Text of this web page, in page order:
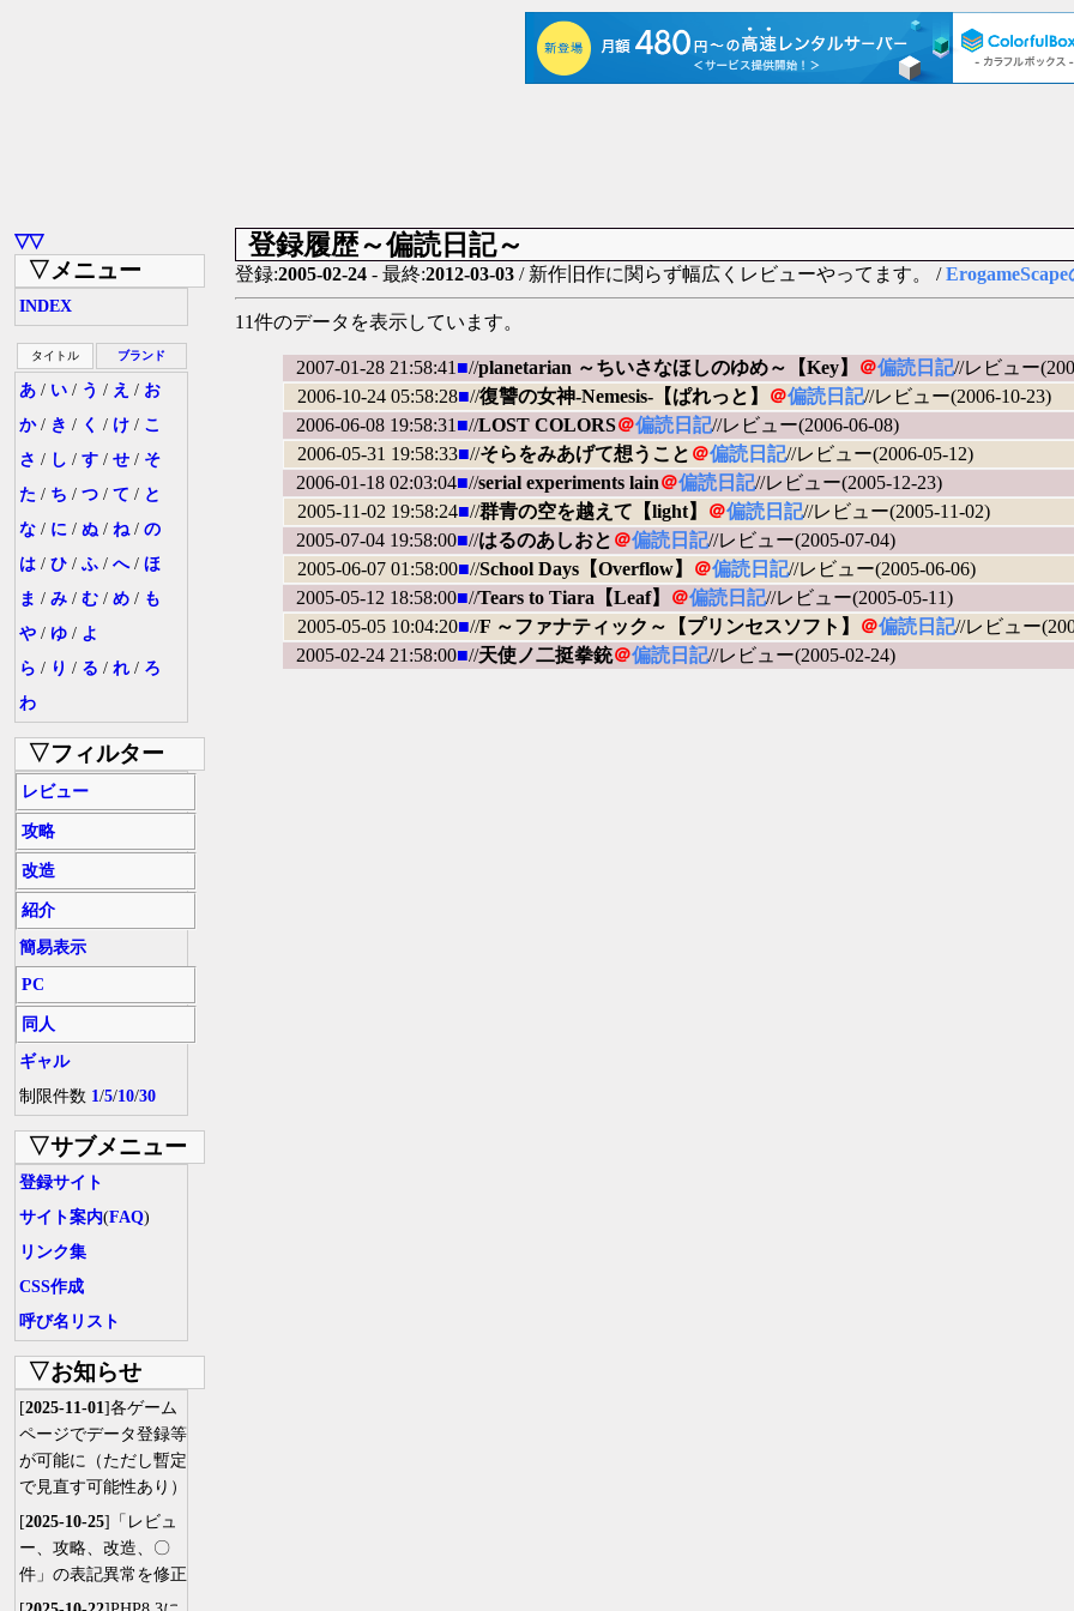
▽▽
▽メニュー
INDEX
タイトル ブランド
あ / い / う / え / お
か/ き / く / け / こ
さ / し / す / せ / そ
た / ち / つ / て / と
な / に / ぬ / ね / の
は / ひ / ふ / へ/ ほ
ま / み / む / め / も
や / ゆ / よ
ら / り / る / れ / ろ
わ
▽フィルター
レビュー
攻略
改造
紹介
簡易表示
PC
同人
ギャル
制限件数 1/5/10/30
▽サブメニュー
登録サイト
サイト案内(FAQ)
リンク集
CSS作成
呼び名リスト
▽お知らせ
[2025-11-01]各ゲーム
ページでデータ登録等
が可能に（ただし暫定
で見直す可能性あり）
[2025-10-25]「レビュ
ー、攻略、改造、〇
件」の表記異常を修正
登録履歴～偏読日記～
登録:2005-02-24 - 最終:2012-03-03 / 新作旧作に関らず幅広くレビューやってます。 /
11件のデータを表示しています。
2007-01-28 21:58:41 ■//planetarian ～ちいさなほしのゆめ～【Key】 ＠偏読日記//レビュー
2006-10-24 05:58:28■//復讐の女神-Nemesis-【ぱれっと】 ＠偏読日記//レビュー(2006-10-23)
2006-06-08 19:58:31 ■//LOST COLORS＠偏読日記//レビュー(2006-06-08)
2006-05-31 19:58:33■//そらをみあげて想うこと ＠偏読日記//レビュー(2006-05-12)
2006-01-18 02:03:04■//serial experiments lain＠偏読日記//レビュー(2005-12-23)
2005-11-02 19:58:24■//群青の空を越えて【light】 ＠偏読日記//レビュー(2005-11-02)
2005-07-04 19:58:00■//はるのあしおと ＠偏読日記//レビュー(2005-07-04)
2005-06-07 01:58:00■//School Days【Overflow】 ＠偏読日記//レビュー(2005-06-06)
2005-05-12 18:58:00■//Tears to Tiara【Leaf】 ＠偏読日記//レビュー(2005-05-11)
2005-05-05 10:04:20■//F ～ファナティック～【プリンセスソフト】 ＠偏読日記//レビュー
2005-02-24 21:58:00■//天使ノ二挺拳銃＠偏読日記//レビュー(2005-02-24)